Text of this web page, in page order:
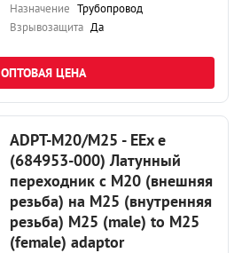
Назначение Трубопровод
Взрывозащита Да
ОПТОВАЯ ЦЕНА
ADPT-M20/M25 - EEx e
(684953-000) Латунный
переходник с М20 (внешняя
резьба) на М25 (внутренняя
резьба) M25 (male) to M25
(female) adaptor